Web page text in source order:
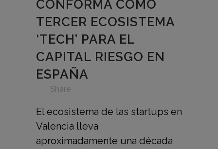
CONFORMA COMO
TERCER ECOSISTEMA
‘TECH’ PARA EL
CAPITAL RIESGO EN
ESPAÑA
Share
El ecosistema de las startups en
Valencia lleva
aproximadamente una década